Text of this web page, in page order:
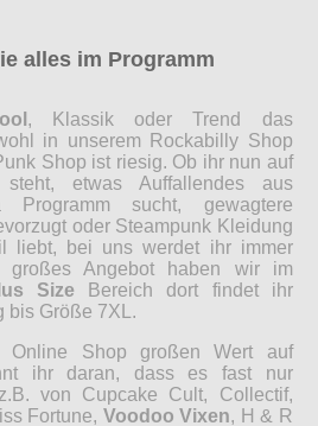
alles im Programm
, Klassik oder Trend das
in unserem Rockabilly Shop
Shop ist riesig. Ob ihr nun auf
steht, etwas Auffallendes aus
Programm sucht, gewagtere
oder Steampunk Kleidung
liebt, bei uns werdet ihr immer
großes Angebot haben wir im
Size Bereich dort findet ihr
bis Größe 7XL.
Online Shop großen Wert auf
ihr daran, dass es fast nur
von Cupcake Cult, Collectif,
Fortune, Voodoo Vixen, H & R